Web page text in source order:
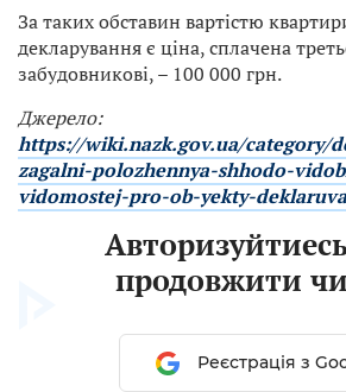
За таких обставин вартістю
декларування є ціна, сплачена
забудовникові, – 100 000 грн.
Джерело:
https://wiki.nazk.gov.ua/category/
zagalni-polozhennya-shhodo-
vidomostej-pro-ob-yekty-
продовжити
Реєстрація з